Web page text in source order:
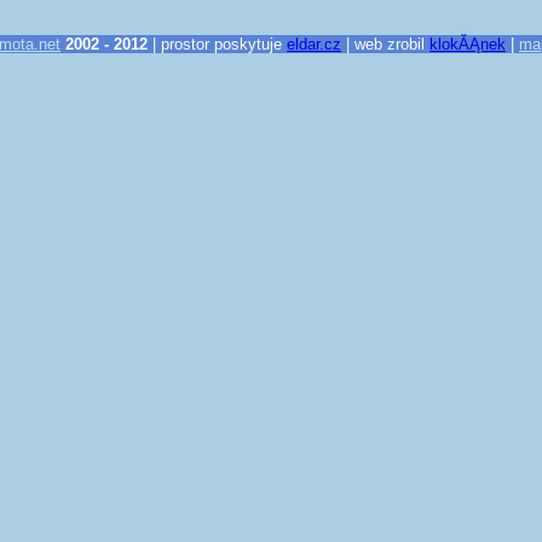
2002 - 2012 | prostor poskytuje eldar.cz | web zrobil klokĂĄnek